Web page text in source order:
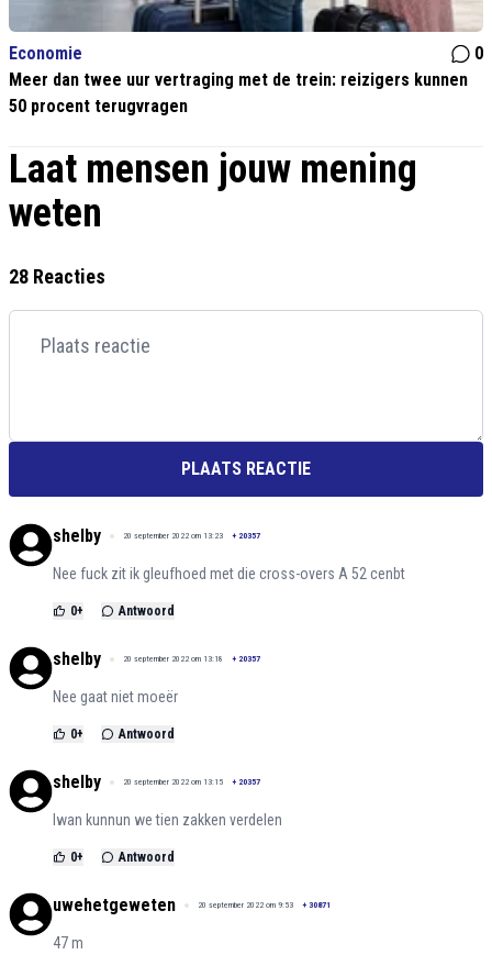
Economie
0
Meer dan twee uur vertraging met de trein: reizigers kunnen
50 procent terugvragen
Laat mensen jouw mening
weten
28 Reacties
PLAATS REACTIE
shelby 20 september 2022 om 13:23 + 20357
Nee fuck zit ik gleufhoed met die cross-overs A 52 cenbt
0+ Antwoord
shelby 20 september 2022 om 13:18 + 20357
Nee gaat niet moeër
0+ Antwoord
shelby 20 september 2022 om 13:15 + 20357
Iwan kunnun we tien zakken verdelen
0+ Antwoord
uwehetgeweten 20 september 2022 om 9:53 + 30871
47 m